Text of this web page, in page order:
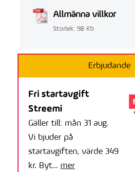
Allmänna villkor
Storlek: 98 Kb
Erbjudande
Fri startavgift
Streemi
Gäller till: mån 31 aug.
Vi bjuder på
startavgiften, värde 349
kr. Byt... mer